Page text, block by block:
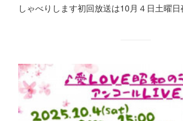
しゃべりします初回放送は10月４日土曜